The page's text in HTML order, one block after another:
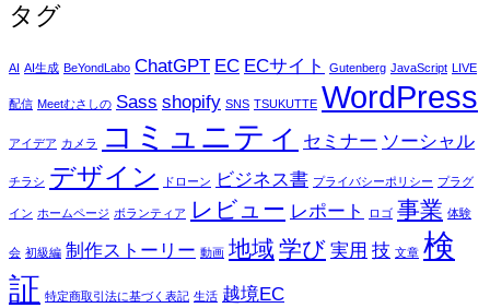
タグ
AI AI生成 BeYondLabo ChatGPT EC ECサイト Gutenberg JavaScript LIVE
配信 Meetむさしの Sass shopify SNS TSUKUTTE WordPress
アイデア カメラ コミュニティ セミナー ソーシャル
チラシ デザイン ドローン ビジネス書 プライバシーポリシー プラグ
イン ホームページ ボランティア レビュー レポート ロゴ 事業 体験
会 初級編 制作ストーリー 動画 地域 学び 実用 技 文章 検
証 特定商取引法に基づく表記 生活 越境EC